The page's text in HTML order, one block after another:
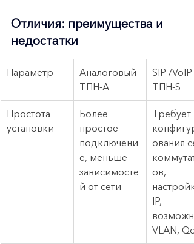
Отличия: преимущества и
недостатки
Параметр
Аналоговый
ТПН-A
SIP-/VoIP
ТПН-S
Простота
установки
Более
простое
подключени
е, меньше
зависимосте
й от сети
Требует
ования
ов,
IP,
VLAN,